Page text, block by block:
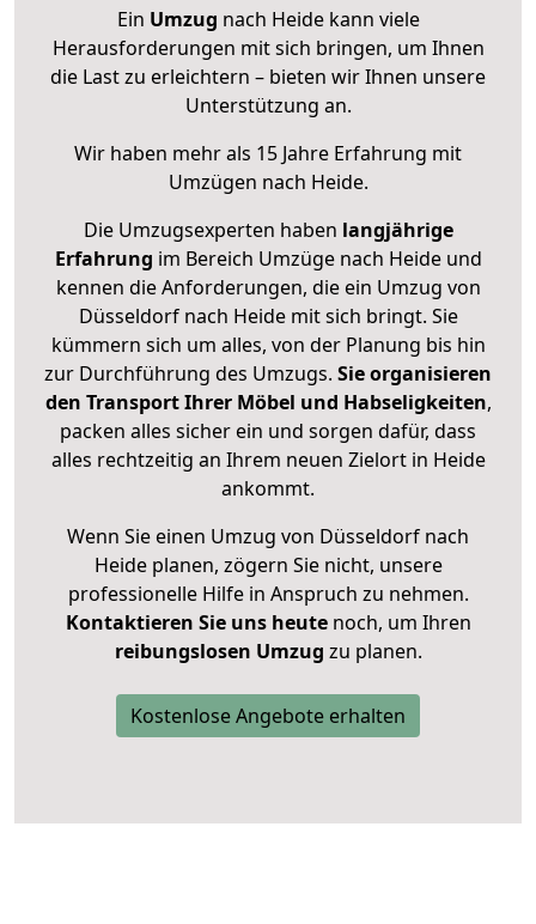
Ein Umzug nach Heide kann viele
Herausforderungen mit sich bringen, um Ihnen
die Last zu erleichtern – bieten wir Ihnen unsere
Unterstützung an.
Wir haben mehr als 15 Jahre Erfahrung mit
Umzügen nach Heide.
Die Umzugsexperten haben langjährige
Erfahrung im Bereich Umzüge nach Heide und
kennen die Anforderungen, die ein Umzug von
Düsseldorf nach Heide mit sich bringt. Sie
kümmern sich um alles, von der Planung bis hin
zur Durchführung des Umzugs. Sie organisieren
den Transport Ihrer Möbel und Habseligkeiten,
packen alles sicher ein und sorgen dafür, dass
alles rechtzeitig an Ihrem neuen Zielort in Heide
ankommt.
Wenn Sie einen Umzug von Düsseldorf nach
Heide planen, zögern Sie nicht, unsere
professionelle Hilfe in Anspruch zu nehmen.
Kontaktieren Sie uns heutenoch, um Ihren
reibungslosen Umzug zu planen.
Kostenlose Angebote erhalten